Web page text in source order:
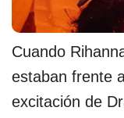
Cuando
estaban frente
excitación de